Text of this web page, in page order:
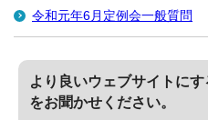
令和元年6月定例会一般質問
より良いウェブサイトに
をお聞かせください。